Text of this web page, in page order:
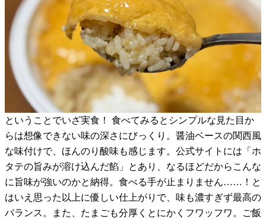
ということでいざ実食！ 食べてみるとシンプルな見た目か
らは想像できない味の深さにびっくり。醤油ベースの関西風
な味付けで、ほんのり酸味も感じます。公式サイトには「ホ
タテの旨みが溶け込んだ餡」とあり、なるほどだからこんな
に旨味が強いのかと納得。食べる手が止まりません……！と
はいえ思った以上に優しい仕上がりで、味も濃すぎず最高の
バランス。また、たまごも分厚くとにかくフワッフワ。ご飯